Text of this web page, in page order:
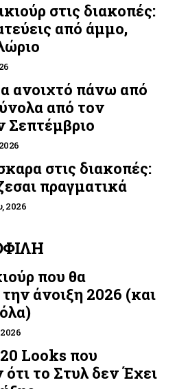
στις διακοπές:
από άμμο,
ανοιχτό πάνω από
από τον
Σεπτέμβριο
στις διακοπές:
πραγματικά
2026
που θα
άνοιξη 2026 (και
Looks που
το Στυλ δεν Έχει